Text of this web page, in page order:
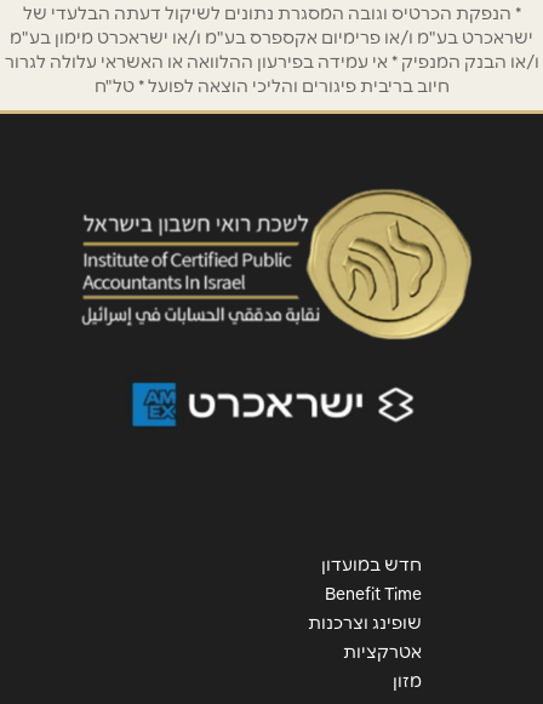
* הנפקת הכרטיס וגובה המסגרת נתונים לשיקול דעתה הבלעדי של
ישראכרט בע"מ ו/או פרימיום אקספרס בע"מ ו/או ישראכרט מימון בע"מ
ו/או הבנק המנפיק * אי עמידה בפירעון ההלוואה או האשראי עלולה לגרור
חיוב בריבית פיגורים והליכי הוצאה לפועל * טל"ח
חדש במועדון
Benefit Time
שופינג וצרכנות
אטרקציות
מזון